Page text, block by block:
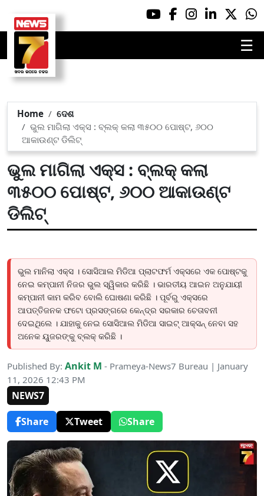
☰
Home
ଦେଶ
ଭୁଲ ମାଗିଲା ଏକ୍ସ : ବ୍ଲକ୍ କଲା ୩୫୦୦ ପୋଷ୍ଟ, ୬୦୦
ଆକାଉଣ୍ଟ ଡିଲିଟ୍
ଭୁଲ ମାଗିଲା ଏକ୍ସ : ବ୍ଲକ୍ କଲା
୩୫୦୦ ପୋଷ୍ଟ, ୬୦୦ ଆକାଉଣ୍ଟ
ଡିଲିଟ୍
ଭୁଲ ମାନିଲା ଏକ୍ସ । ସୋସିଆଲ ମିଡିଆ ପ୍ଲାଟଫର୍ମ ଏକ୍ସରେ ଏକ ପୋଷ୍ଟକୁ
ନେଇ କମ୍ପାନୀ ନିଜର ଭୁଲ ସ୍ୱିକାର କରିଛି । ଭାରତୀୟ ଆଇନ ଅନୁଯାୟୀ
କମ୍ପାନୀ କାମ କରିବ ବୋଲି ଘୋଷଣା କରିଛି । ପୂର୍ବରୁ ଏକ୍ସରେ
ଆପତ୍ତିଜନକ ଫଟୋ ପ୍ରସଙ୍ଗରେ କେନ୍ଦ୍ର ସରକାର ଚେତାବନୀ
ଦେଇଥିଲେ । ଯାହାକୁ ନେଇ ସୋସିଆଲ ମିଡିଆ ସାଇଟ୍ ଆକ୍ସନ୍ ନେବା ସହ
ଅନେକ ୟୁଜରଙ୍କୁ ବ୍ଲକ୍ କରିଛି ।
Published By: Ankit M - Prameya-News7 Bureau | January
11, 2026 12:43 PM
NEWS7
Share
Tweet Share